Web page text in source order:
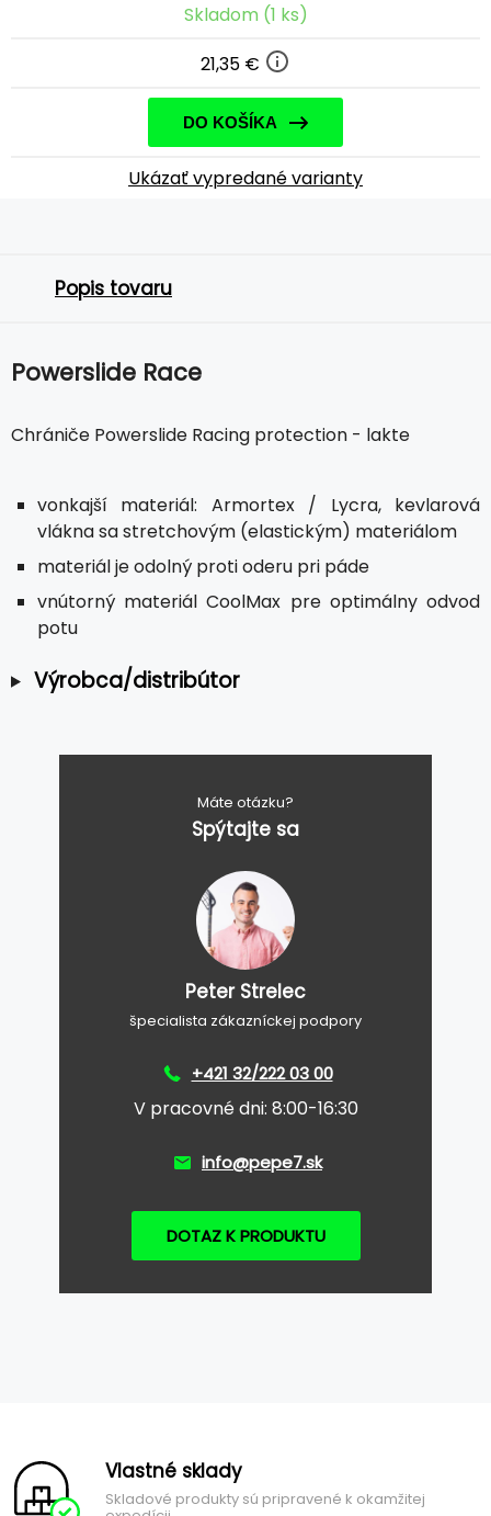
Skladom (1 ks)
21,35 €
DO KOŠÍKA
Ukázať vypredané varianty
Popis tovaru
Powerslide Race
Chrániče Powerslide Racing protection - lakte
vonkajší materiál: Armortex / Lycra, kevlarová
vlákna sa stretchovým (elastickým) materiálom
materiál je odolný proti oderu pri páde
vnútorný materiál CoolMax pre optimálny odvod
potu
Výrobca/distribútor
Máte otázku?
Spýtajte sa
Peter Strelec
špecialista zákazníckej podpory
+421 32/222 03 00
V pracovné dni: 8:00-16:30
info@pepe7.sk
DOTAZ K PRODUKTU
Vlastné sklady
Skladové produkty sú pripravené k okamžitej